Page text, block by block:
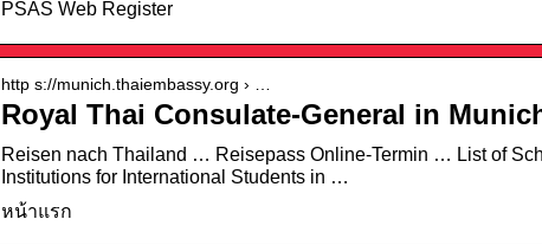
PSAS Web Register
http s://munich.thaiembassy.org › …
Royal Thai Consulate-General in
Reisen nach Thailand … Reisepass Online-Termin … List of
Institutions for International Students in …
หน้าแรก